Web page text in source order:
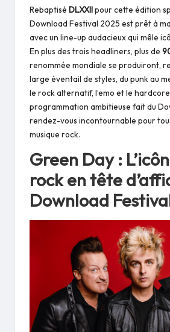
Rebaptisé DLXXIIpour cette édition
Download Festival 2025 est prêt à
avec un line-up audacieux qui mêle
En plus des trois headliners, plus de
renommée mondiale se produiront,
large éventail de styles, du punk au
le rock alternatif, l’emo et le
programmation ambitieuse fait du
rendez-vous incontournable pour
musique rock.
Green Day :
rock en tête
Download